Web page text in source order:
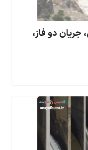
دو فاز،